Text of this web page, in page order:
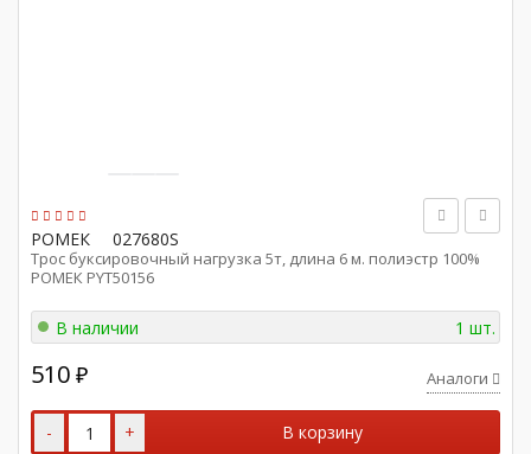
РОМЕК 027680S
Трос буксировочный нагрузка 5т, длина 6 м. полиэстр 100%
РОМЕК PYT50156
В наличии 1 шт.
510 ₽ Аналоги
- + В корзину